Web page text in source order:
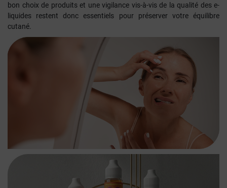
bon choix de produits et une vigilance vis-à-vis de la qualité des e-
liquides restent donc essentiels pour préserver votre équilibre
cutané.